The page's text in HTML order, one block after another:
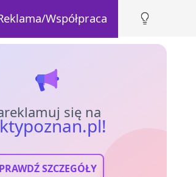
Współpraca
się na
SZCZEGÓŁY